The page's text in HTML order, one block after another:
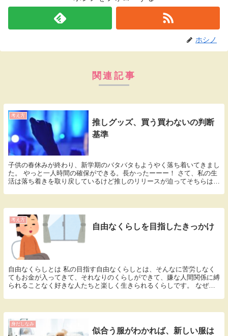
ホシノ
関連記事
考え方
推しグッズ、買う買わないの判断
基準
子供の春休みが終わり、新学期のバタバタもようやく落ち着いてきまし
た。 やっと一人時間の確保ができる。長かったーーー！ さて、私の生
活は落ち着きを取り戻しているけど推しのリリースが迫ってそちらは忙
考え方
自由なくらしを目指したきっかけ
自由なくらしとは 私の目指す自由なくらしとは、そんなに苦労しなく
てもお金が入ってきて、それなりのくらしができて、嫌な人間関係に縛
られることなく好きな人たちと楽しく生きられるくらしです。 なぜそ
身だしなみ
似合う服がわかれば、新しい服は